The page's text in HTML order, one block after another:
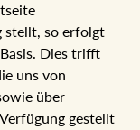
stellt, so erfolgt
Dies trifft
uns von
über
gestellt